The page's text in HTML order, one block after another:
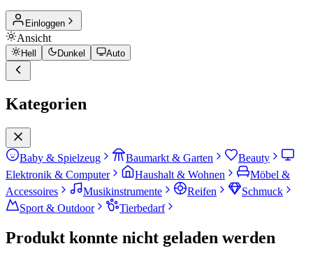
Einloggen
Ansicht
Hell Dunkel Auto
Kategorien
Baby & Spielzeug Baumarkt & Garten
Beauty
Elektronik & Computer
Haushalt & Wohnen
Möbel &
Accessoires
Musikinstrumente Reifen
Schmuck
Sport & Outdoor
Tierbedarf
Produkt konnte nicht geladen werden